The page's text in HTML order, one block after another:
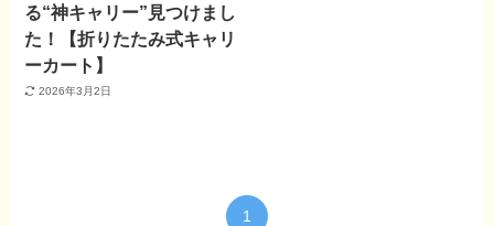
る“神キャリー”見つけまし
た！【折りたたみ式キャリ
ーカート】
2026年3月2日
1